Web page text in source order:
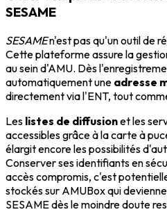
SESAME
SESAMEn'est pas qu'un outil de
Cette plateforme assure la
au sein d'AMU. Dès
automatiquement une adresse
directement via l'ENT, tout
Les listes de diffusionet les
accessibles grâce à la carte à
élargit encore les possibilités
Conserver ses identifiants en
accès compromis, c'est
stockés sur AMUBox qui
SESAME dès le moindre doute